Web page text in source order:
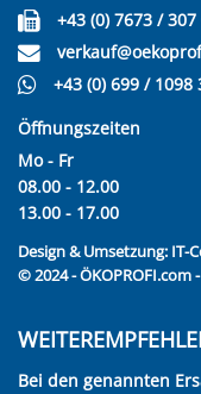
+43 (0) 7673 /
+43 (0) 699 / 1098
Öffnungszeiten
Mo - Fr
08.00 - 12.00
13.00 - 17.00
Design & Umsetzung: IT-
© 2024 -
Bei den genannten